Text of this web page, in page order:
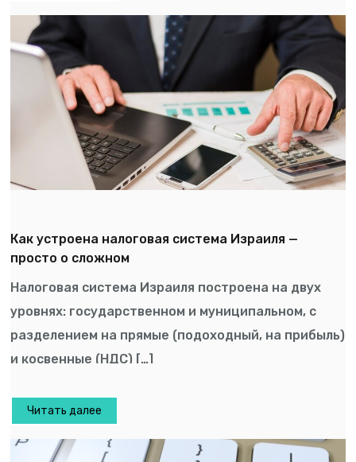
Как устроена налоговая система Израиля —
просто о сложном
Налоговая система Израиля построена на двух
уровнях: государственном и муниципальном, с
разделением на прямые (подоходный, на прибыль)
и косвенные (НДС) […]
Читать далее